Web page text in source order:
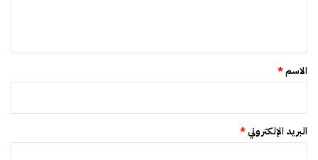
*
الاسم*
البريد الإلكتروني*